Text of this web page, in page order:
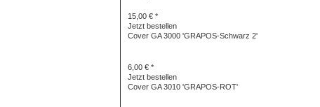
15,00 € *
Jetzt bestellen
Cover GA 3000 'GRAPOS-Schwarz 2'
6,00 € *
Jetzt bestellen
Cover GA 3010 'GRAPOS-ROT'